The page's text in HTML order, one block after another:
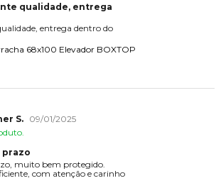
qualidade, entrega
entrega dentro do
68x100 Elevador BOXTOP
S.
09/01/2025
prazo
muito bem protegido.
com atenção e carinho